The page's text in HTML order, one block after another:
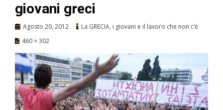
giovani greci
Agosto 20, 2012
La GRECIA, i giovani e il lavoro che non c’è
460 × 302